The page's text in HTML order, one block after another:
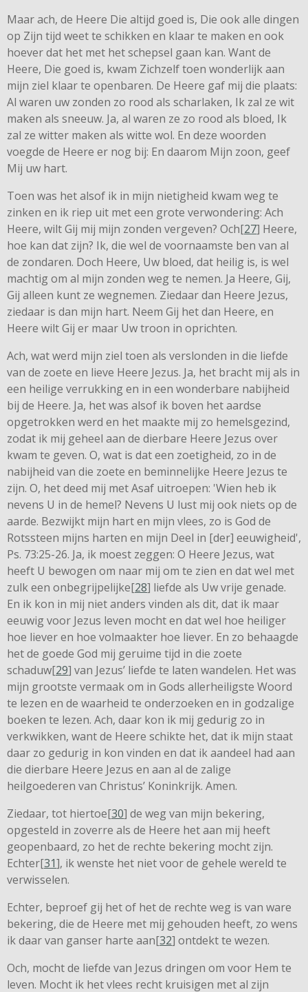
Maar ach, de Heere Die altijd goed is, Die ook alle dingen
op Zijn tijd weet te schikken en klaar te maken en ook
hoever dat het met het schepsel gaan kan. Want de
Heere, Die goed is, kwam Zichzelf toen wonderlijk aan
mijn ziel klaar te openbaren. De Heere gaf mij die plaats:
Al waren uw zonden zo rood als scharlaken, Ik zal ze wit
maken als sneeuw. Ja, al waren ze zo rood als bloed, Ik
zal ze witter maken als witte wol. En deze woorden
voegde de Heere er nog bij: En daarom Mijn zoon, geef
Mij uw hart.
Toen was het alsof ik in mijn nietigheid kwam weg te
zinken en ik riep uit met een grote verwondering: Ach
Heere, wilt Gij mij mijn zonden vergeven? Och[27] Heere,
hoe kan dat zijn? Ik, die wel de voornaamste ben van al
de zondaren. Doch Heere, Uw bloed, dat heilig is, is wel
machtig om al mijn zonden weg te nemen. Ja Heere, Gij,
Gij alleen kunt ze wegnemen. Ziedaar dan Heere Jezus,
ziedaar is dan mijn hart. Neem Gij het dan Heere, en
Heere wilt Gij er maar Uw troon in oprichten.
Ach, wat werd mijn ziel toen als verslonden in die liefde
van de zoete en lieve Heere Jezus. Ja, het bracht mij als in
een heilige verrukking en in een wonderbare nabijheid
bij de Heere. Ja, het was alsof ik boven het aardse
opgetrokken werd en het maakte mij zo hemelsgezind,
zodat ik mij geheel aan de dierbare Heere Jezus over
kwam te geven. O, wat is dat een zoetigheid, zo in de
nabijheid van die zoete en beminnelijke Heere Jezus te
zijn. O, het deed mij met Asaf uitroepen: 'Wien heb ik
nevens U in de hemel? Nevens U lust mij ook niets op de
aarde. Bezwijkt mijn hart en mijn vlees, zo is God de
Rotssteen mijns harten en mijn Deel in [der] eeuwigheid',
Ps. 73:25-26. Ja, ik moest zeggen: O Heere Jezus, wat
heeft U bewogen om naar mij om te zien en dat wel met
zulk een onbegrijpelijke[28] liefde als Uw vrije genade.
En ik kon in mij niet anders vinden als dit, dat ik maar
eeuwig voor Jezus leven mocht en dat wel hoe heiliger
hoe liever en hoe volmaakter hoe liever. En zo behaagde
het de goede God mij geruime tijd in die zoete
schaduw[29] van Jezus’ liefde te laten wandelen. Het was
mijn grootste vermaak om in Gods allerheiligste Woord
te lezen en de waarheid te onderzoeken en in godzalige
boeken te lezen. Ach, daar kon ik mij gedurig zo in
verkwikken, want de Heere schikte het, dat ik mijn staat
daar zo gedurig in kon vinden en dat ik aandeel had aan
die dierbare Heere Jezus en aan al de zalige
heilgoederen van Christus’ Koninkrijk. Amen.
Ziedaar, tot hiertoe[30] de weg van mijn bekering,
opgesteld in zoverre als de Heere het aan mij heeft
geopenbaard, zo het de rechte bekering mocht zijn.
Echter[31], ik wenste het niet voor de gehele wereld te
verwisselen.
Echter, beproef gij het of het de rechte weg is van ware
bekering, die de Heere met mij gehouden heeft, zo wens
ik daar van ganser harte aan[32] ontdekt te wezen.
Och, mocht de liefde van Jezus dringen om voor Hem te
leven. Mocht ik het vlees recht kruisigen met al zijn